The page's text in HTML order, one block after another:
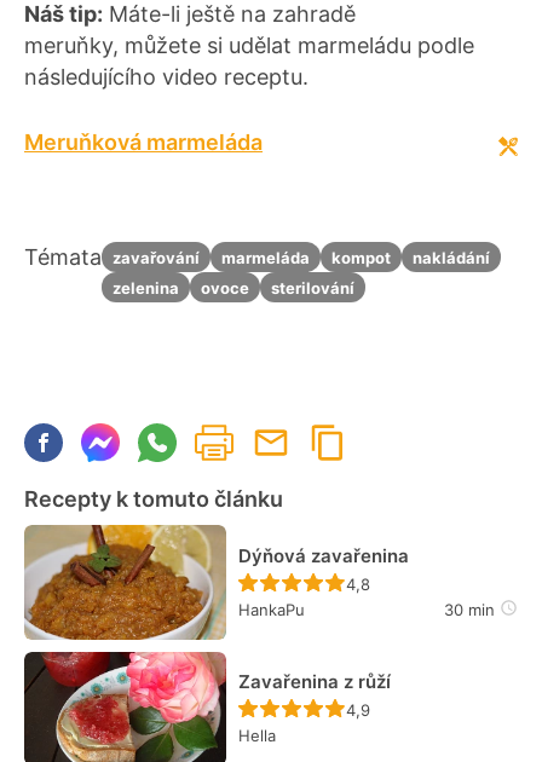
Náš tip: Máte-li ještě na zahradě
meruňky, můžete si udělat marmeládu podle
následujícího video receptu.
Meruňková marmeláda
Témata zavařování marmeláda kompot
nakládání
zelenina
ovoce sterilování
Recepty k tomuto článku
Dýňová zavařenina
Recept ještě nebyl
4,8
HankaPu
30 min
Zavařenina z růží
Recept ještě nebyl
4,9
Hella